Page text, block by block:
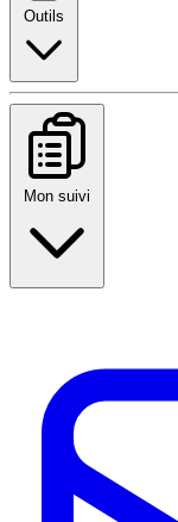
Outils
Mon suivi